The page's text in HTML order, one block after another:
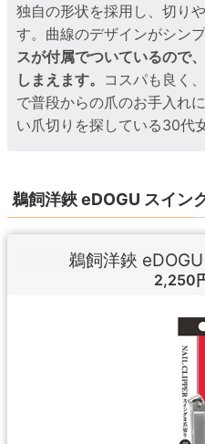
独自の形状を採用し、切り
す。曲線のデザインがシン
スが付属でついているので
しまえます。 コスパも良く
で普段からの爪のお手入れ
い爪切りを探している30代
鵜飼洋鋏 eDOGU スイン
鵜飼洋鋏
2,250